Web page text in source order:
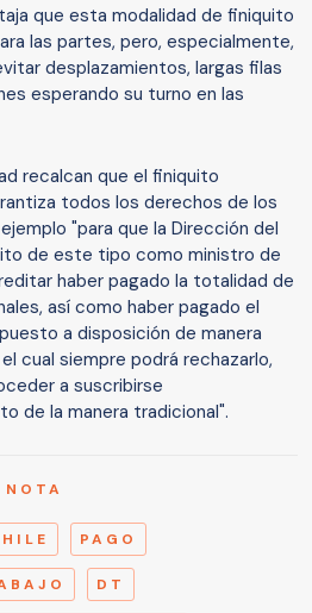
que esta modalidad de finiquito
las partes, pero, especialmente,
desplazamientos, largas filas
esperando su turno en las
recalcan que el finiquito
todos los derechos de los
"para que la Dirección del
de este tipo como ministro de
haber pagado la totalidad de
así como haber pagado el
a disposición de manera
cual siempre podrá rechazarlo,
a suscribirse
de la manera tradicional".
PAGO
DT